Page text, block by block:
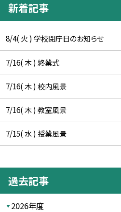
新着記事
8/4( 火 ) 学校閉庁日のお知らせ
7/16( 木 ) 終業式
7/16( 木 ) 校内風景
7/16( 木 ) 教室風景
7/15( 水 ) 授業風景
過去記事
2026年度